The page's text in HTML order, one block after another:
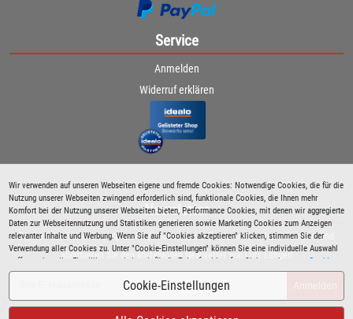
Wir verwenden auf unseren Webseiten eigene und fremde Cookies: Notwendige Cookies, die für die
Nutzung unserer Webseiten zwingend erforderlich sind, funktionale Cookies, die Ihnen mehr
Komfort bei der Nutzung unserer Webseiten bieten, Performance Cookies, mit denen wir aggregierte
Daten zur Webseitennutzung und Statistiken generieren sowie Marketing Cookies zum Anzeigen
relevanter Inhalte und Werbung. Wenn Sie auf "Cookies akzeptieren" klicken, stimmen Sie der
Verwendung aller Cookies zu. Unter "Cookie-Einstellungen" können Sie eine individuelle Auswahl
treffen und erteilte Einwilligungen jederzeit für die Zukunft widerrufen. Siehe auch unsere Cookie
Richtlinie.
Cookie-Einstellungen
Service
Anmelden
Widerruf erklären
Newsletter
Bleiben Sie immer über spezielle Aktionen sowie Produktneuheiten informiert und
abonnieren Sie den kostenlosen Newsletter von Lutz Langer!